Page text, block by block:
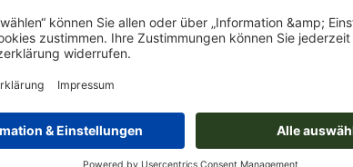
€ 34,54
Lieferung ca.:
Do, 13. Aug. - Fr, 14. Aug.
Gewicht: ca.249,5 g